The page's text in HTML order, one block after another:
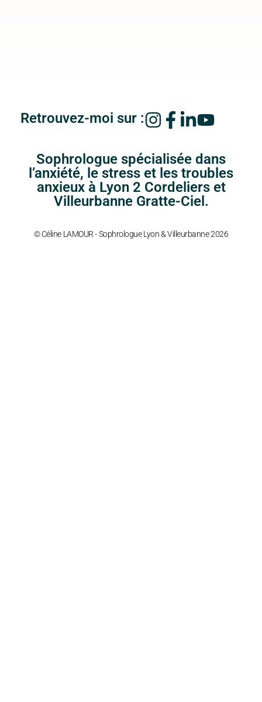
Retrouvez-moi sur :
Sophrologue spécialisée dans
l’anxiété, le stress et les troubles
anxieux à Lyon 2 Cordeliers et
Villeurbanne Gratte-Ciel.
© Céline LAMOUR - Sophrologue Lyon & Villeurbanne 2026